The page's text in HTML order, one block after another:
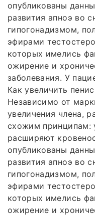
опубликованы
развития апноэ во
гипогонадизмом,
эфирами
которых имелись
ожирение и
заболевания. У
Как увеличить
Независимо от
увеличения члена,
схожим принципам:
расширяют
опубликованы
развития апноэ во
гипогонадизмом,
эфирами
которых имелись
ожирение и